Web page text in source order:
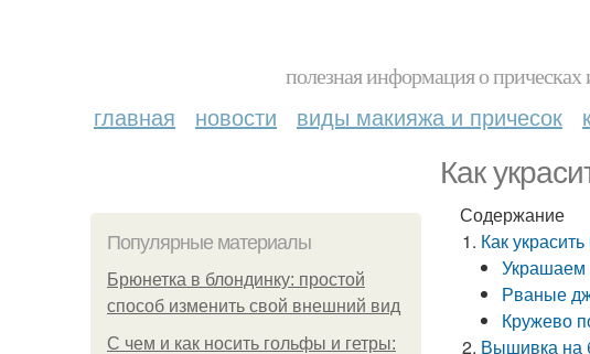
полезная информация о
главная новости виды макияжа и причесок
Как
Популярные материалы
Брюнетка в блондинку: простой
способ изменить свой внешний вид
С чем и как носить гольфы и гетры:
Содержание
Как
Рваные
Кружево
Вышивка на